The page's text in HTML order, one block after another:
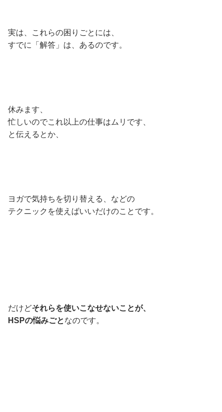
実は、これらの困りごとには、
すでに「解答」は、あるのです。
休みます、
忙しいのでこれ以上の仕事はムリです、
と伝えるとか、
ヨガで気持ちを切り替える、などの
テクニックを使えばいいだけのことです。
だけどそれらを使いこなせないことが、
HSPの悩みごとなのです。